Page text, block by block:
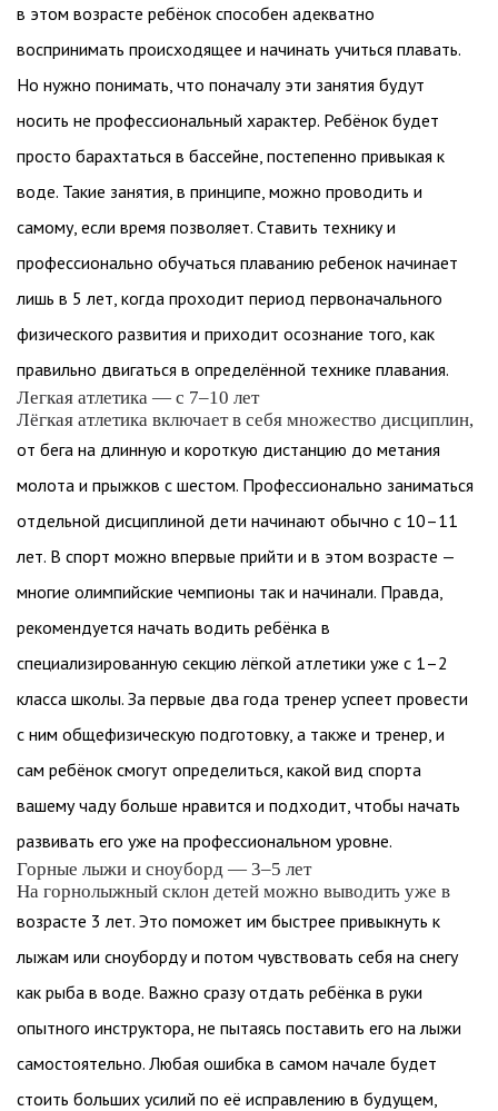
в этом возрасте ребёнок способен адекватно
воспринимать происходящее и начинать учиться плавать.
Но нужно понимать, что поначалу эти занятия будут
носить не профессиональный характер. Ребёнок будет
просто барахтаться в бассейне, постепенно привыкая к
воде. Такие занятия, в принципе, можно проводить и
самому, если время позволяет. Ставить технику и
профессионально обучаться плаванию ребенок начинает
лишь в 5 лет, когда проходит период первоначального
физического развития и приходит осознание того, как
правильно двигаться в определённой технике плавания.
Легкая атлетика — с 7–10 лет
Лёгкая атлетика включает в себя множество дисциплин,
от бега на длинную и короткую дистанцию до метания
молота и прыжков с шестом. Профессионально заниматься
отдельной дисциплиной дети начинают обычно с 10–11
лет. В спорт можно впервые прийти и в этом возрасте —
многие олимпийские чемпионы так и начинали. Правда,
рекомендуется начать водить ребёнка в
специализированную секцию лёгкой атлетики уже с 1–2
класса школы. За первые два года тренер успеет провести
с ним общефизическую подготовку, а также и тренер, и
сам ребёнок смогут определиться, какой вид спорта
вашему чаду больше нравится и подходит, чтобы начать
развивать его уже на профессиональном уровне.
Горные лыжи и сноуборд — 3–5 лет
На горнолыжный склон детей можно выводить уже в
возрасте 3 лет. Это поможет им быстрее привыкнуть к
лыжам или сноуборду и потом чувствовать себя на снегу
как рыба в воде. Важно сразу отдать ребёнка в руки
опытного инструктора, не пытаясь поставить его на лыжи
самостоятельно. Любая ошибка в самом начале будет
стоить больших усилий по её исправлению в будущем,